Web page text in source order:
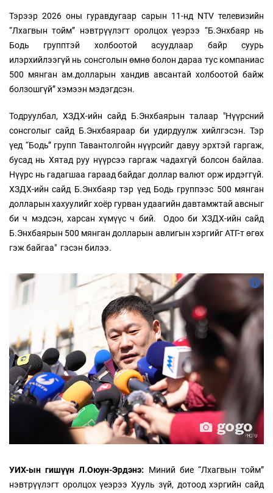
Тэрээр 2026 оны гуравдугаар сарын 11-нд NTV телевизийн
“Лхагвын тойм” нэвтрүүлэгт оролцох үеэрээ “Б.Энхбаяр нь
Бодь групптэй холбоотой асуудлаар байр суурь
илэрхийлээгүй нь сонсголын өмнө болон дараа тус компаниас
500 мянган ам.долларын хандив авсантай холбоотой байж
болзошгүй” хэмээн мэдэгдсэн.
Тодруулбал, ХЗДХ-ийн сайд Б.Энхбаярын талаар "Нүүрсний
сонсголыг сайд Б.Энхбаяраар би удирдуулж хийлгэсэн. Тэр
үед “Бодь” групп Тавантолгойн нүүрсийг давуу эрхтэй гаргаж,
бусад нь Хятад руу нүүрсээ гаргаж чадахгүй болсон байлаа.
Нүүрс нь гадагшаа гараад байдаг доллар валют орж ирдэггүй.
ХЗДХ-ийн сайд Б.Энхбаяр тэр үед Бодь группээс 500 мянган
долларын хахуулийг хоёр гурван удаагийн давтамжтай авсныг
би ч мэдсэн, харсан хүмүүс ч бий. Одоо би ХЗДХ-ийн сайд
Б.Энхбаярын 500 мянган долларын авлигын хэргийг АТГ-т өгөх
гэж байгаа" гэсэн билээ.
УИХ-ын гишүүн Л.Оюун-Эрдэнэ: Миний бие “Лхагвын тойм”
нэвтрүүлэгт оролцох үеэрээ Хууль зүй, дотоод хэргийн сайд